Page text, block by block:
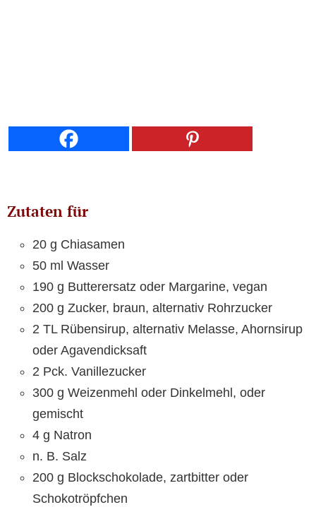
Zutaten für
20 g Chiasamen
50 ml Wasser
190 g Butterersatz oder Margarine, vegan
200 g Zucker, braun, alternativ Rohrzucker
2 TL Rübensirup, alternativ Melasse, Ahornsirup
oder Agavendicksaft
2 Pck. Vanillezucker
300 g Weizenmehl oder Dinkelmehl, oder
gemischt
4 g Natron
n. B. Salz
200 g Blockschokolade, zartbitter oder
Schokotröpfchen